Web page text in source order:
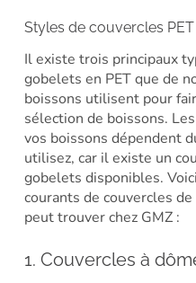
Styles de couvercles PET
Il existe trois principaux
gobelets en PET que de
boissons utilisent pour
sélection de boissons. Les
vos boissons dépendent
utilisez, car il existe un
gobelets disponibles.
courants de couvercles
peut trouver chez GMZ :
1. Couvercles à